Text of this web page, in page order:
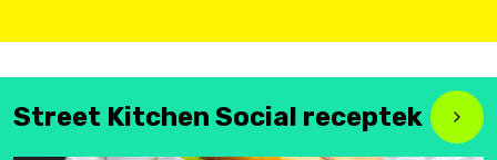
Street Kitchen Social receptek